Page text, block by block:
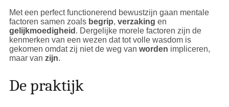
Met een perfect functionerend bewustzijn gaan mentale
factoren samen zoals begrip, verzaking en
gelijkmoedigheid . Dergelijke morele factoren zijn de
kenmerken van een wezen dat tot volle wasdom is
gekomen omdat zij niet de weg van worden impliceren,
maar van zijn.
De praktijk